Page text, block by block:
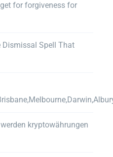
for forgiveness for
Dismissal Spell That
kryptowährungen